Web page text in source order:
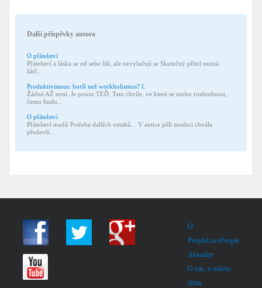
Další příspěvky autora
O přátelství
Přátelství a láska se od sebe liší, ale nevylučují se Skutečný přítel nezná
žárl...
Produktivismus: horší než workholismus? I.
Žádné AŽ není. Je pouze TEĎ. Tato chvíle, ve které se mohu rozhodnout,
čemu budu...
O přátelství
Přátelství mužů Potřeba dalších vztahů... V antice pěli mudrci chválu
předevší...
O
PeopleLovePeople
Aktuality
O nás, o našem
týmu